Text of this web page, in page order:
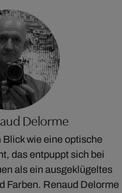
Delorme
Blick wie eine optische
das entpuppt sich bei
als ein ausgeklügeltes
Farben. Renaud Delorme